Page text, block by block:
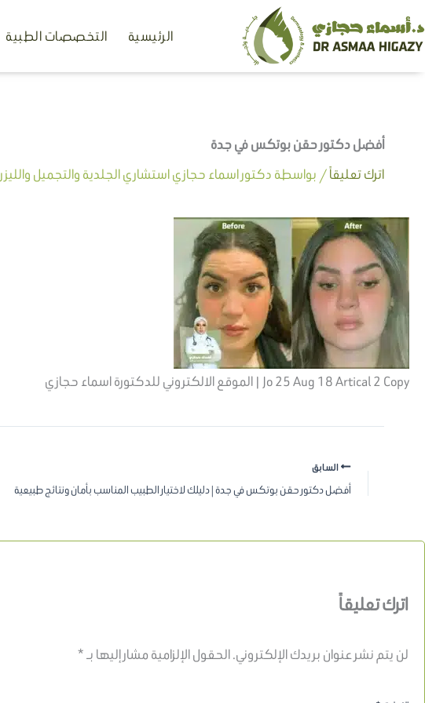
تخطي
إلى
الرئيسية التخصصات الطبية
أفضل دكتور حقن بوتكس في جدة
اترك تعليقاً/ بواسطة دكتور اسماء حجازي استشاري الجلدية والتجميل والليزر
Jo 25 Aug 18 Artical 2 Copy | الموقع الالكتروني للدكتورة اسماء حجازي
السابق
أفضل دكتور حقن بوتكس في جدة | دليلك لاختيار الطبيب المناسب بأمان ونتائج طبيعية
اترك تعليقاً
لن يتم نشر عنوان بريدك الإلكتروني.الحقول الإلزامية مشار إليها بـ*